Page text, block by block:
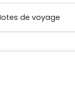
de voyage